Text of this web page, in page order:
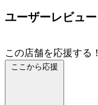
ユーザーレビュー
この店舗を応援する！
ここから応援